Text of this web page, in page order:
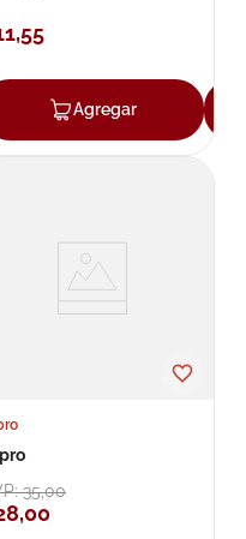
Agregar
,55
Agregar
35,00
,00